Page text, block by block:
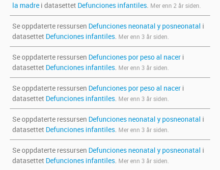
la madre i datasettet Defunciones infantiles. Mer enn 2 år siden.
Se oppdaterte ressursen Defunciones neonatal y posneonatal i
datasettet Defunciones infantiles. Mer enn 3 år siden.
Se oppdaterte ressursen Defunciones por peso al nacer i
datasettet Defunciones infantiles. Mer enn 3 år siden.
Se oppdaterte ressursen Defunciones por peso al nacer i
datasettet Defunciones infantiles. Mer enn 3 år siden.
Se oppdaterte ressursen Defunciones neonatal y posneonatal i
datasettet Defunciones infantiles. Mer enn 3 år siden.
Se oppdaterte ressursen Defunciones neonatal y posneonatal i
datasettet Defunciones infantiles. Mer enn 3 år siden.